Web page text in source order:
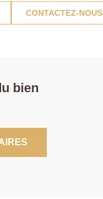
CONTACTEZ-NOUS
bien